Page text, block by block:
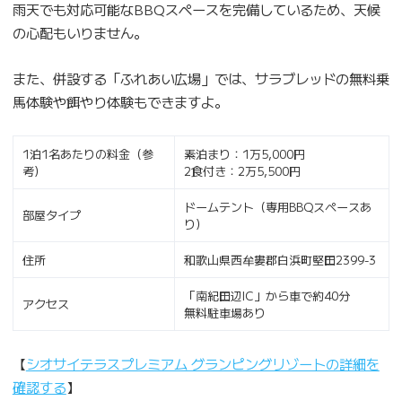
雨天でも対応可能なBBQスペースを完備しているため、天候
の心配もいりません。
また、併設する「ふれあい広場」では、サラブレッドの無料乗
馬体験や餌やり体験もできますよ。
1泊1名あたりの料金（参
考）
素泊まり：1万5,000円
2食付き：2万5,500円
部屋タイプ
ドームテント（専用BBQスペースあ
り）
住所 和歌山県西牟婁郡白浜町堅田2399-3
アクセス
「南紀田辺IC」から車で約40分
無料駐車場あり
【シオサイテラスプレミアム グランピングリゾートの詳細を
確認する】